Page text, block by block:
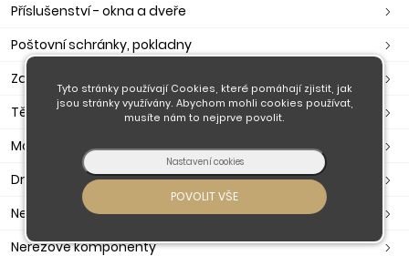
Příslušenství - okna a dveře
Poštovní schránky, pokladny
Zavírače, ramínka, otevírače
Těsnění dveřní, okenní, samolepící
Madla
Držáky madla
Nerezové zábradlí
Nerezové komponenty
Tyto stránky používají Cookies, které pomáhají zjistit, jak
jsou stránky využívány. Abychom mohli cookies používat,
musíte nám to nejprve povolit.